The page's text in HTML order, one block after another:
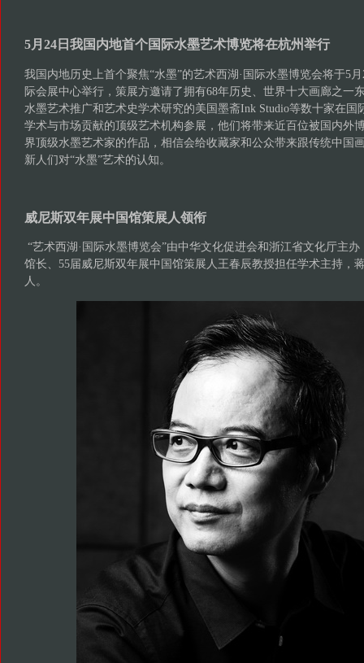
5月24日我国内地首个国际水墨艺术博览将在杭州举行
我国内地历史上首个聚焦“水墨”的艺术西湖·国际水墨博览会将于5
际会展中心举行，策展方邀请了拥有68年历史、世界十大画廊之一
水墨艺术推广和艺术史学术研究的美国墨斋Ink Studio等数十家在国
学术与市场贡献的顶级艺术机构参展，他们将带来近百位被国内外
界顶级水墨艺术家的作品，相信会给收藏家和公众带来跟传统中国
新人们对“水墨”艺术的认知。
威尼斯双年展中国馆策展人领衔
“艺术西湖·国际水墨博览会”由中华文化促进会和浙江省文化厅主
馆长、55届威尼斯双年展中国馆策展人王春辰教授担任学术主持，
人。